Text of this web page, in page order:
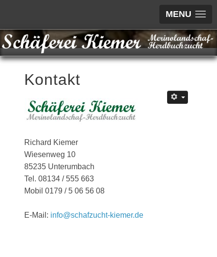
MENU
Kontakt
Richard Kiemer
Wiesenweg 10
85235 Unterumbach
Tel. 08134 / 555 663
Mobil 0179 / 5 06 56 08
E-Mail: info@schafzucht-kiemer.de